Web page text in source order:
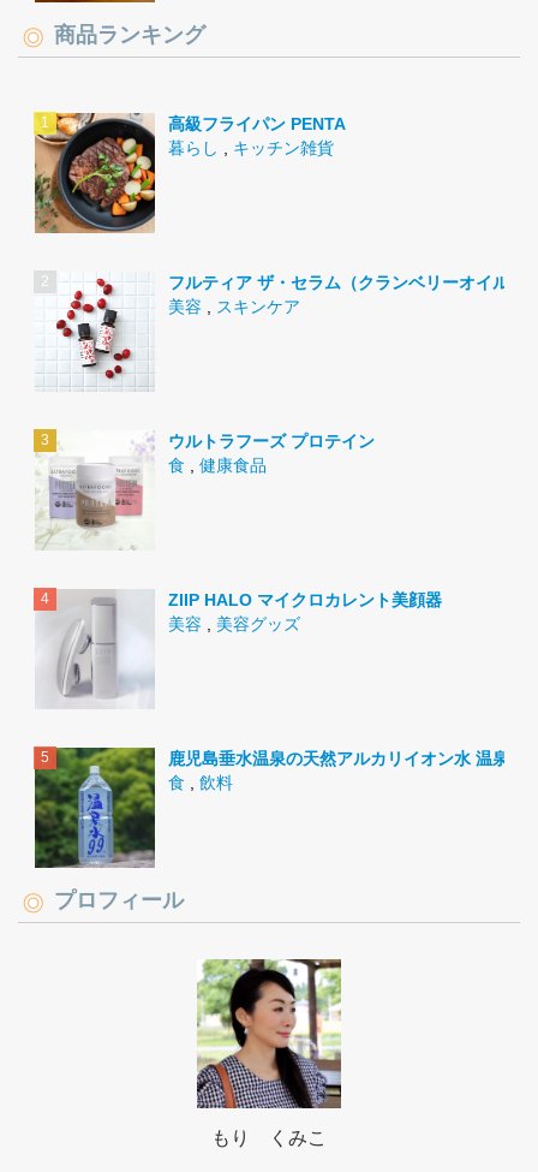
商品ランキング
高級フライパン PENTA
暮らし
キッチン雑貨
フルティア ザ・セラム（クランベリーオイル）
美容
スキンケア
ウルトラフーズ プロテイン
食
健康食品
ZIIP HALO マイクロカレント美顔器
美容
美容グッズ
鹿児島垂水温泉の天然アルカリイオン水 温泉水
食
飲料
プロフィール
もり くみこ